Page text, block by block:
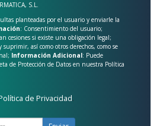
S.L.
planteadas por el usuario y enviarle la
: Consentimiento del usuario;
cesiones si existe una obligación legal;
suprimir, así como otros derechos, como se
Información Adicional: Puede
de Protección de Datos en nuestra Política
de Privacidad.